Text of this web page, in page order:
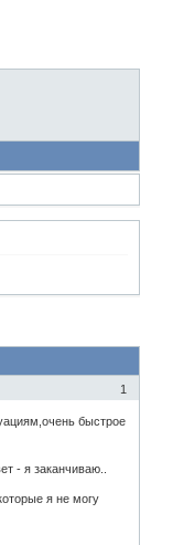
1
быстрое
- я заканчиваю..
я не могу